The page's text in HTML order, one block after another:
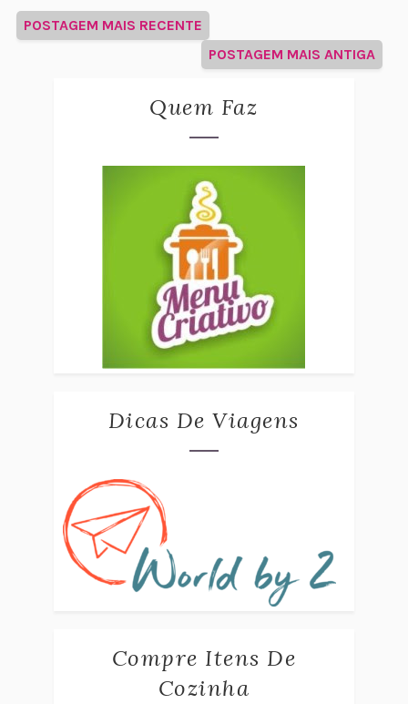
POSTAGEM MAIS RECENTE
POSTAGEM MAIS ANTIGA
Quem Faz
Dicas De Viagens
Compre Itens De
Cozinha